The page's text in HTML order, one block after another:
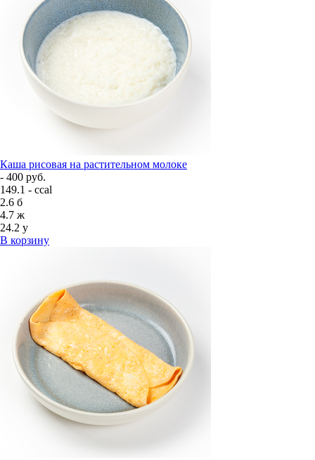
Каша рисовая на растительном молоке
- 400 руб.
149.1 - ccal
2.6 б
4.7 ж
24.2 у
В корзину